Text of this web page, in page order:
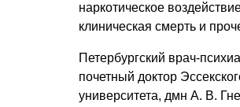
наркотическое
клиническая смерть и
Петербургский врач-
почетный доктор
университета, дмн А. В.